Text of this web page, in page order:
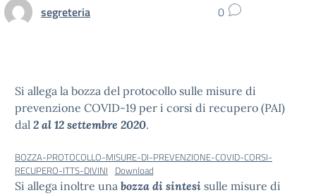
segreteria 0
Si allega la bozza del protocollo sulle misure di
prevenzione COVID-19 per i corsi di recupero (PAI)
dal 2 al 12 settembre 2020.
BOZZA-PROTOCOLLO-MISURE-DI-PREVENZIONE-COVID-CORSI-
RECUPERO-ITTS-DIVINI Download
Si allega inoltre una bozza di sintesi sulle misure di